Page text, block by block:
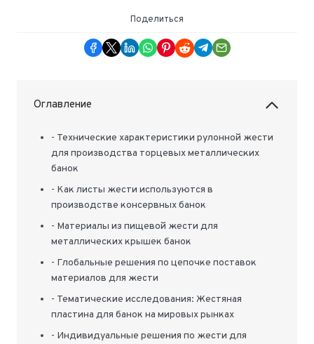
Поделиться
Оглавление
- Технические характеристики рулонной жести
для производства торцевых металлических
банок
- Как листы жести используются в
производстве консервных банок
- Материалы из пищевой жести для
металлических крышек банок
- Глобальные решения по цепочке поставок
материалов для жести
- Тематические исследования: Жестяная
пластина для банок на мировых рынках
- Индивидуальные решения по жести для